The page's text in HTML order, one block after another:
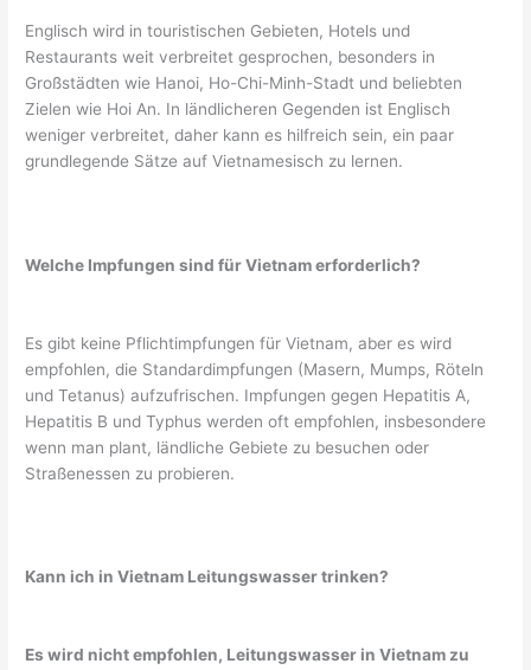
Englisch wird in touristischen Gebieten, Hotels und
Restaurants weit verbreitet gesprochen, besonders in
Großstädten wie Hanoi, Ho-Chi-Minh-Stadt und beliebten
Zielen wie Hoi An. In ländlicheren Gegenden ist Englisch
weniger verbreitet, daher kann es hilfreich sein, ein paar
grundlegende Sätze auf Vietnamesisch zu lernen.
Welche Impfungen sind für Vietnam erforderlich?
Es gibt keine Pflichtimpfungen für Vietnam, aber es wird
empfohlen, die Standardimpfungen (Masern, Mumps, Röteln
und Tetanus) aufzufrischen. Impfungen gegen Hepatitis A,
Hepatitis B und Typhus werden oft empfohlen, insbesondere
wenn man plant, ländliche Gebiete zu besuchen oder
Straßenessen zu probieren.
Kann ich in Vietnam Leitungswasser trinken?
Es wird nicht empfohlen, Leitungswasser in Vietnam zu